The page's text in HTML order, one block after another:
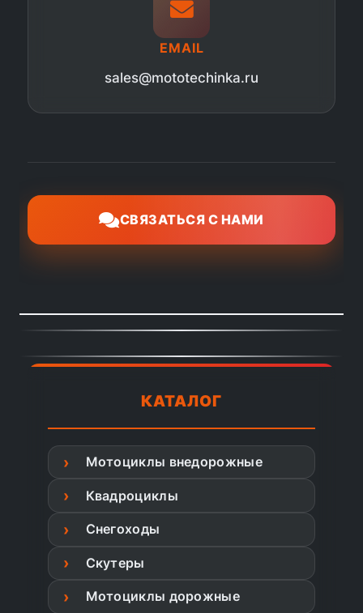
EMAIL
sales@mototechinka.ru
СВЯЗАТЬСЯ С НАМИ
КАТАЛОГ
Мотоциклы внедорожные
Квадроциклы
Снегоходы
Скутеры
Мотоциклы дорожные